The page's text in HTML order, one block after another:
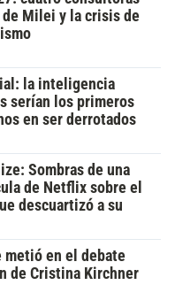
Milei y la crisis de
la inteligencia
serían los primeros
en ser derrotados
Sombras de una
de Netflix sobre el
descuartizó a su
en el debate
de Cristina Kirchner